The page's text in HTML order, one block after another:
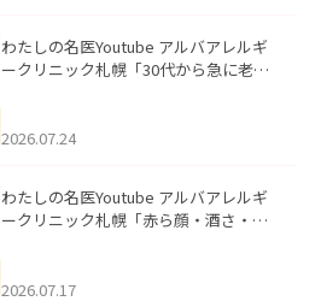
わたしの名医Youtube アルバアレルギ
ークリニック札幌「30代から急に老け
た。
2026.07.24
わたしの名医Youtube アルバアレルギ
ークリニック札幌「赤ら顔・酒さ・ニ
した。
2026.07.17